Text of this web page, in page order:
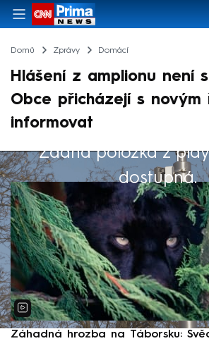
Domů Zprávy Domácí
Hlášení z amplionu není
Obce přicházejí s novým
informovat
Žádná položka z
dostupná.
Výběr redakce
Záhadná hrozba na Táborsku: